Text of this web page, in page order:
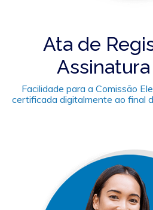
Ata de
Facilidade para a Comissão
certificada digitalmente ao final